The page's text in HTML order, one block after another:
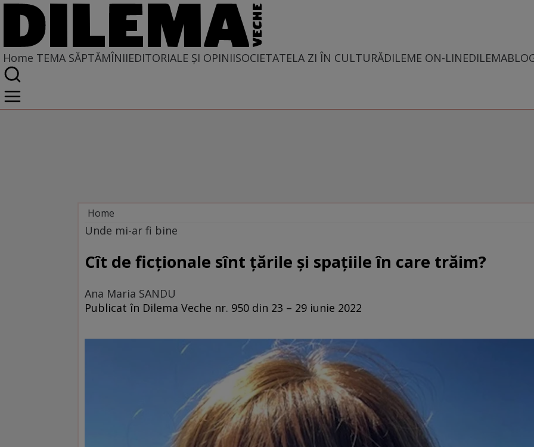
Home TEMA SĂPTĂMÎNIIEDITORIALE ȘI OPINIISOCIETATELA ZI ÎN CULTURĂDILEME ON-LINE
Home
Tema săptămînii
Unde mi-ar fi bine
Cît de ficționale sînt țările și spațiile în care trăim?
Ana Maria SANDU
Publicat în Dilema Veche nr. 950 din 23 – 29 iunie 2022